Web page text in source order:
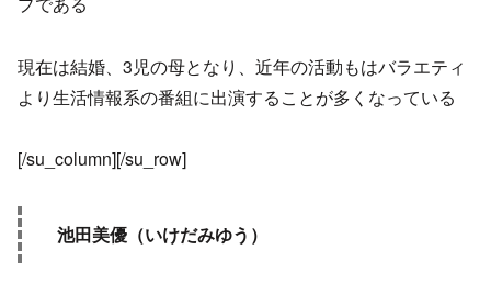
現在は結婚、3児の母となり、近年の活動もはバラエティ
より生活情報系の番組に出演することが多くなっている
[/su_column][/su_row]
池田美優（いけだみゆう）